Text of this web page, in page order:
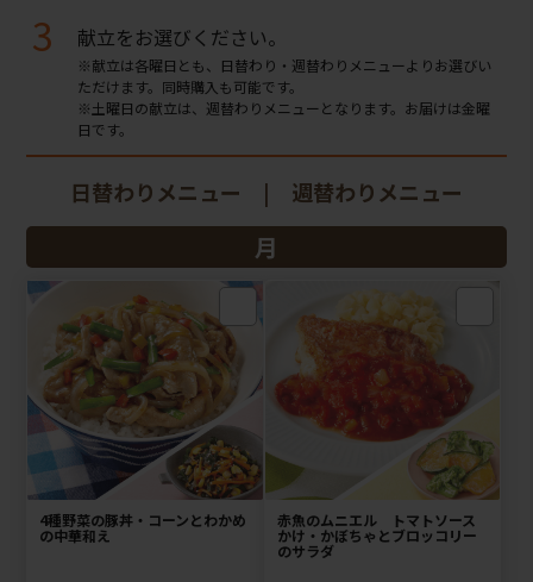
3 献立をお選びください。
※献立は各曜日とも、日替わり・週替わりメニューよりお選びい
ただけます。同時購入も可能です。
※土曜日の献立は、週替わりメニューとなります。お届けは金曜
日です。
日替わりメニュー | 週替わりメニュー
月
4種野菜の豚丼・コーンとわかめ
の中華和え
赤魚のムニエル トマトソース
かけ・かぼちゃとブロッコリー
のサラダ